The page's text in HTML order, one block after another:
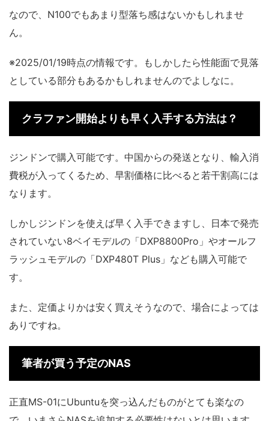
なので、N100でもあまり型落ち感はないかもしれませ
ん。
※2025/01/19時点の情報です。もしかしたら性能面で見落
としている部分もあるかもしれませんのでよしなに。
クラファン開始よりも早く入手する方法は？
ジンドンで購入可能です。中国からの発送となり、輸入消
費税が入ってくるため、早割価格に比べると若干割高には
なります。
しかしジンドンを使えば早く入手できますし、日本で発売
されていない8ベイモデルの「DXP8800Pro」やオールフ
ラッシュモデルの「DXP480T Plus」なども購入可能で
す。
また、定価よりかは安く買えそうなので、場合によっては
ありですね。
筆者が買う予定のNAS
正直MS-01にUbuntuを突っ込んだものがとても楽なの